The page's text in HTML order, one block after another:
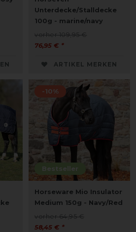
Unterdecke/Stalldecke
100g - marine/navy
vorher 109,95 €
76,95 € *
ARTIKEL MERKEN
Bestseller
-10%
Horseware Mio Insulator
Medium 150g - Navy/Red
vorher 64,95 €
58,45 € *